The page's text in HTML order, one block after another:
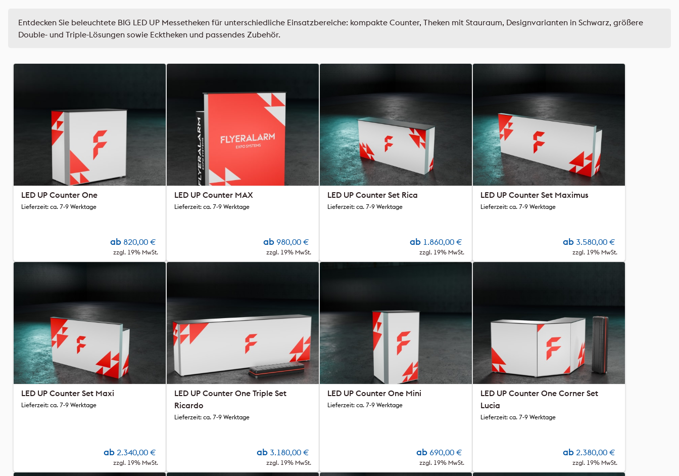
Entdecken Sie beleuchtete BIG LED UP Messetheken für unterschiedliche Einsatzbereiche: kompakte Counter, Theken mit Stauraum, Designvarianten in Schwarz, größere
Double- und Triple-Lösungen sowie Ecktheken und passendes Zubehör.
LED UP Counter One
ab 820,00 €
zzgl. 19% MwSt.
Lieferzeit: ca. 7-9 Werktage
LED UP Counter MAX
ab 980,00 €
zzgl. 19% MwSt.
Lieferzeit: ca. 7-9 Werktage
LED UP Counter Set Rica
ab 1.860,00 €
zzgl. 19% MwSt.
Lieferzeit: ca. 7-9 Werktage
LED UP Counter Set Maximus
ab 3.580,00 €
zzgl. 19% MwSt.
Lieferzeit: ca. 7-9 Werktage
LED UP Counter Set Maxi
ab 2.340,00 €
zzgl. 19% MwSt.
Lieferzeit: ca. 7-9 Werktage
LED UP Counter One Triple Set
Ricardo
ab 3.180,00 €
zzgl. 19% MwSt.
Lieferzeit: ca. 7-9 Werktage
LED UP Counter One Mini
ab 690,00 €
zzgl. 19% MwSt.
Lieferzeit: ca. 7-9 Werktage
LED UP Counter One Corner Set
Lucia
ab 2.380,00 €
zzgl. 19% MwSt.
Lieferzeit: ca. 7-9 Werktage